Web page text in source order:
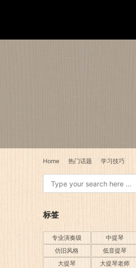
Home 热门话题 学习技巧
标签
专业演奏级 中提琴
仿旧风格
低音提琴
大提琴
大提琴老师